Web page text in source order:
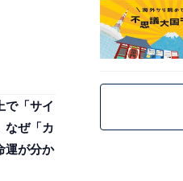
で「サイ
なぜ「カ
運が分か